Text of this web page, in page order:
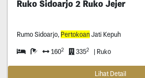
Ruko Sidoarjo 2 Ruko Jejer
Rumo Sidoarjo, PertokoanJati Kepuh
1602 3352 | Ruko
Lihat Detail